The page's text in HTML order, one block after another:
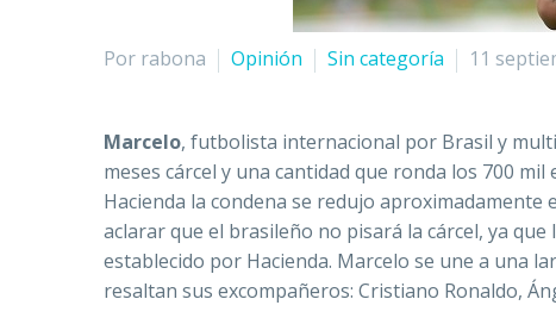
Por rabona Opinión Sin categoría 11
Marcelo, futbolista internacional por Brasil y
meses cárcel y una cantidad que ronda los 700
Hacienda la condena se redujo aproximadamente
aclarar que el brasileño no pisará la cárcel, ya
establecido por Hacienda. Marcelo se une a una
resaltan sus excompañeros: Cristiano Ronaldo,